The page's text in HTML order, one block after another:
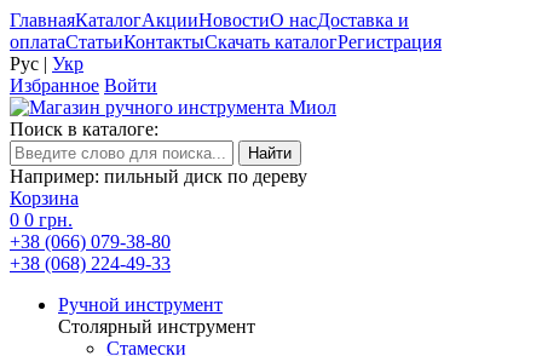
ГлавнаяКаталогАкцииНовостиО насДоставка и
оплатаСтатьиКонтактыСкачать каталогРегистрация
Рус | Укр
Избранное Войти
Поиск в каталоге:
Например: пильный диск по дереву
Корзина
0 0 грн.
+38 (066) 079-38-80
+38 (068) 224-49-33
Ручной инструмент
Столярный инструмент
Стамески